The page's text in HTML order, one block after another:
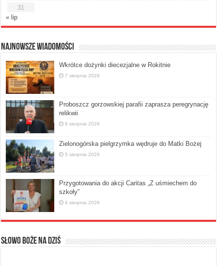
31
« lip
Najnowsze Wiadomości
Wkrótce dożynki diecezjalne w Rokitnie
7 sierpnia 2026
Proboszcz gorzowskiej parafii zaprasza peregrynację
relikwii
6 sierpnia 2026
Zielonogórska pielgrzymka wędruje do Matki Bożej
5 sierpnia 2026
Przygotowania do akcji Caritas „Z uśmiechem do
szkoły”
4 sierpnia 2026
Słowo Boże na dziś